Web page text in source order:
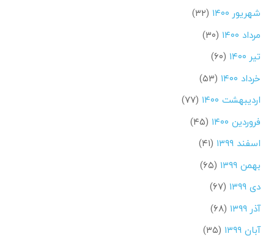
شهریور ۱۴۰۰
(۳۲)
مرداد ۱۴۰۰
(۳۰)
تیر ۱۴۰۰
(۶۰)
خرداد ۱۴۰۰
(۵۳)
اردیبهشت ۱۴۰۰
(۷۷)
فروردین ۱۴۰۰
(۴۵)
اسفند ۱۳۹۹
(۴۱)
بهمن ۱۳۹۹
(۶۵)
دی ۱۳۹۹
(۶۷)
آذر ۱۳۹۹
(۶۸)
آبان ۱۳۹۹
(۳۵)